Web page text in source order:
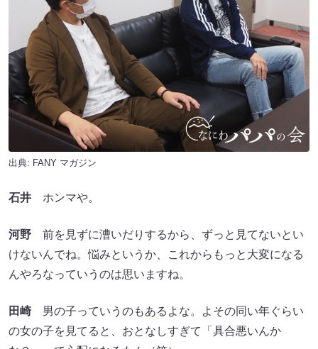
出典: FANY マガジン
石井 ホンマや。
河野 前を見ずに漕いだりするから、ずっと見てないとい
けないんでね。悩みというか、これからもっと大変になる
んやろなっていうのは思いますね。
田崎男の子っていうのもあるよな。よその同い年ぐらい
の女の子を見てると、おとなしすぎて「具合悪いんか